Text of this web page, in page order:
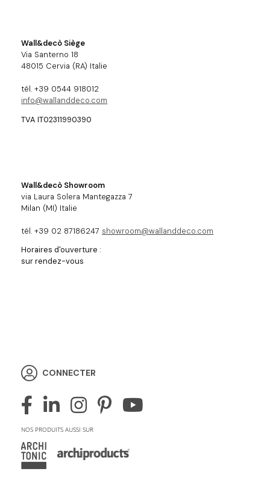
Wall&decò Siège
Via Santerno 18
48015 Cervia (RA) Italie
tél. +39 0544 918012
info@wallanddeco.com
TVA IT02311990390
Wall&decò Showroom
via Laura Solera Mantegazza 7
Milan (MI) Italie
tél. +39 02 87186247 showroom@wallanddeco.com
Horaires d'ouverture :
sur rendez-vous
CONNECTER
NOS PRODUITS AUSSI SUR